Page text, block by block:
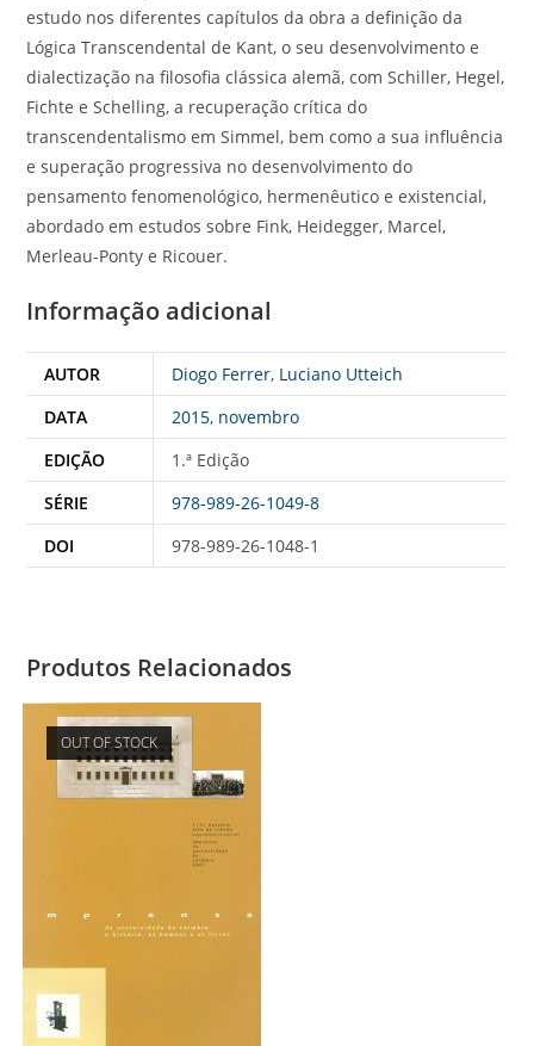
estudo nos diferentes capítulos da obra a definição da
Lógica Transcendental de Kant, o seu desenvolvimento e
dialectização na filosofia clássica alemã, com Schiller, Hegel,
Fichte e Schelling, a recuperação crítica do
transcendentalismo em Simmel, bem como a sua influência
e superação progressiva no desenvolvimento do
pensamento fenomenológico, hermenêutico e existencial,
abordado em estudos sobre Fink, Heidegger, Marcel,
Merleau-Ponty e Ricouer.
Informação adicional
AUTOR Diogo Ferrer, Luciano Utteich
DATA
2015, novembro
EDIÇÃO
1.ª Edição
SÉRIE
978-989-26-1049-8
DOI
978-989-26-1048-1
Produtos Relacionados
OUT OF STOCK